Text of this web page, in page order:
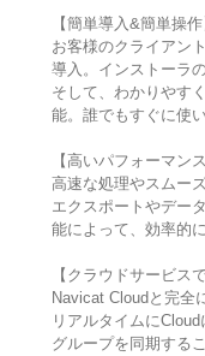
【簡単導入&簡単操作
お客様のクライアン
導入。インストーラ
そして、わかりやす
能。誰でもすぐに使
【高いパフォーマン
高速な処理やスムー
エクスポートやデー
能によって、効率的
【クラウドサービス
Navicat Cloudと完全
リアルタイムに
グループを同期する